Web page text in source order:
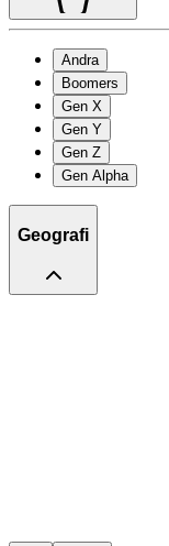
Andra
Boomers
Gen X
Gen Y
Gen Z
Gen Alpha
Geografi